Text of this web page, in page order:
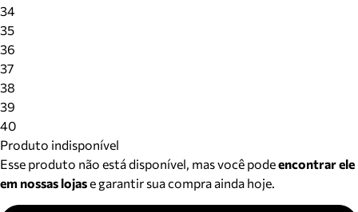
34
35
36
37
38
39
40
Produto indisponível
Esse produto não está disponível, mas você podeencontrar ele
em nossas lojase garantir sua compra ainda hoje.